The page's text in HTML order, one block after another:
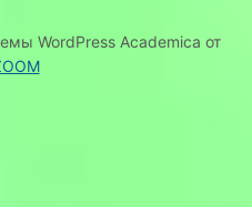
WordPress Academica от